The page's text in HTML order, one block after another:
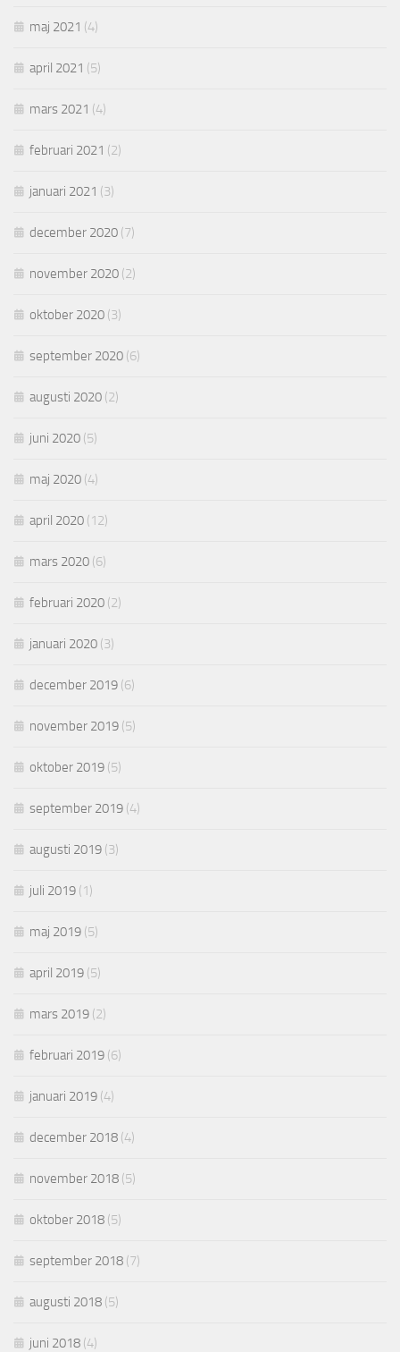
maj 2021 (4)
april 2021 (5)
mars 2021 (4)
februari 2021 (2)
januari 2021 (3)
december 2020 (7)
november 2020 (2)
oktober 2020 (3)
september 2020 (6)
augusti 2020 (2)
juni 2020 (5)
maj 2020 (4)
april 2020 (12)
mars 2020 (6)
februari 2020 (2)
januari 2020 (3)
december 2019 (6)
november 2019 (5)
oktober 2019 (5)
september 2019 (4)
augusti 2019 (3)
juli 2019 (1)
maj 2019 (5)
april 2019 (5)
mars 2019 (2)
februari 2019 (6)
januari 2019 (4)
december 2018 (4)
november 2018 (5)
oktober 2018 (5)
september 2018 (7)
augusti 2018 (5)
juni 2018 (4)